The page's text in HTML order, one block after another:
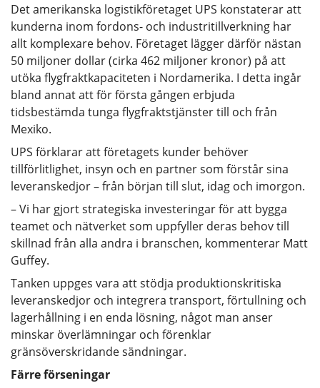
Det amerikanska logistikföretaget UPS konstaterar att
kunderna inom fordons- och industritillverkning har
allt komplexare behov. Företaget lägger därför nästan
50 miljoner dollar (cirka 462 miljoner kronor) på att
utöka flygfraktkapaciteten i Nordamerika. I detta ingår
bland annat att för första gången erbjuda
tidsbestämda tunga flygfraktstjänster till och från
Mexiko.
UPS förklarar att företagets kunder behöver
tillförlitlighet, insyn och en partner som förstår sina
leveranskedjor – från början till slut, idag och imorgon.
– Vi har gjort strategiska investeringar för att bygga
teamet och nätverket som uppfyller deras behov till
skillnad från alla andra i branschen, kommenterar Matt
Guffey.
Tanken uppges vara att stödja produktionskritiska
leveranskedjor och integrera transport, förtullning och
lagerhållning i en enda lösning, något man anser
minskar överlämningar och förenklar
gränsöverskridande sändningar.
Färre förseningar